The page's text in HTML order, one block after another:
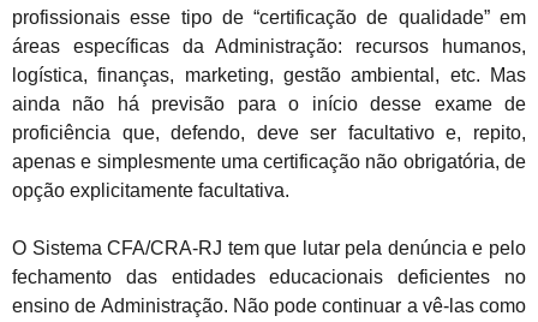
profissionais esse tipo de “certificação de qualidade” em
áreas específicas da Administração: recursos humanos,
logística, finanças, marketing, gestão ambiental, etc. Mas
ainda não há previsão para o início desse exame de
proficiência que, defendo, deve ser facultativo e, repito,
apenas e simplesmente uma certificação não obrigatória, de
opção explicitamente facultativa.
O Sistema CFA/CRA-RJ tem que lutar pela denúncia e pelo
fechamento das entidades educacionais deficientes no
ensino de Administração. Não pode continuar a vê-las como